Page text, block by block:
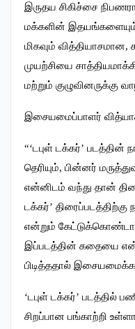
இருதய சிகிச்சை
மக்களின் இதயங்களையும்
மிகவும் வித்தியாசமான,
முயற்சியை
மற்றும் குழுவினருக்கு
இசையமைப்பாளர்
“‘டபுள் டக்கர்’
தெரியும், பின்னர்
என்னிடம் வந்து தான்
டக்கர்’
என்றும்
இப்படத்தின் கதையை
பிடித்ததால்
‘டபுள் டக்கர்’ படத்தில்
சிறப்பான பங்காற்றி